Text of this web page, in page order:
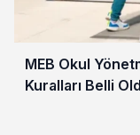
MEB Okul
Kuralları Belli